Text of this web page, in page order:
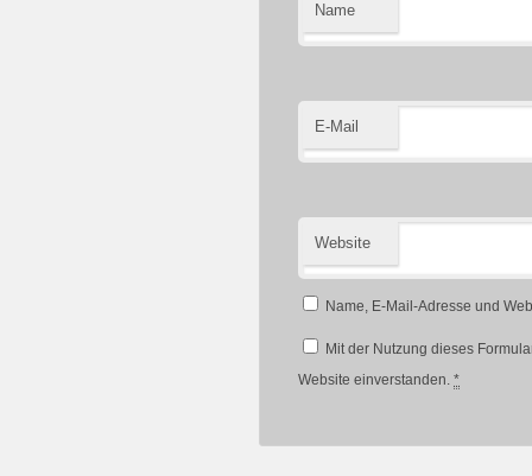
Name
E-Mail
Website
Name, E-Mail-Adresse und
Mit der Nutzung dieses
Website einverstanden. *